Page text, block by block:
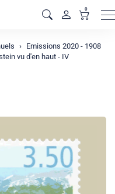
0
Emissions 2020 - 1908
vu d'en haut - IV